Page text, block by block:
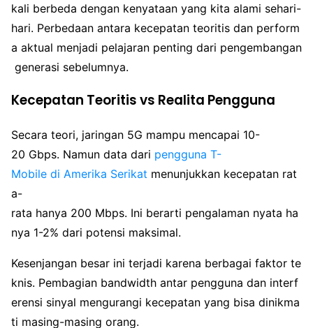
kali berbeda dengan kenyataan yang kita alami sehari-
hari. Perbedaan antara kecepatan teoritis dan perform
a aktual menjadi pelajaran penting dari pengembangan
generasi sebelumnya.
Kecepatan Teoritis vs Realita Pengguna
Secara teori, jaringan 5G mampu mencapai 10-
20 Gbps. Namun data dari pengguna T-
Mobile di Amerika Serikat menunjukkan kecepatan rat
a-
rata hanya 200 Mbps. Ini berarti pengalaman nyata ha
nya 1-2% dari potensi maksimal.
Kesenjangan besar ini terjadi karena berbagai faktor te
knis. Pembagian bandwidth antar pengguna dan interf
erensi sinyal mengurangi kecepatan yang bisa dinikma
ti masing-masing orang.